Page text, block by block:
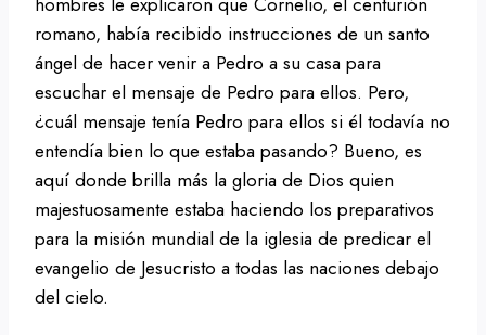
romano, había recibido instrucciones de un santo
ángel de hacer venir a Pedro a su casa para
escuchar el mensaje de Pedro para ellos. Pero,
¿cuál mensaje tenía Pedro para ellos si él todavía no
entendía bien lo que estaba pasando? Bueno, es
aquí donde brilla más la gloria de Dios quien
majestuosamente estaba haciendo los preparativos
para la misión mundial de la iglesia de predicar el
evangelio de Jesucristo a todas las naciones debajo
del cielo.